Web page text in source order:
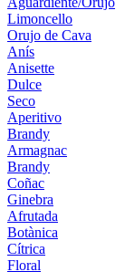
Limoncello
Orujo de Cava
Anís
Anisette
Dulce
Seco
Aperitivo
Brandy
Armagnac
Brandy
Coñac
Ginebra
Afrutada
Botànica
Cítrica
Floral